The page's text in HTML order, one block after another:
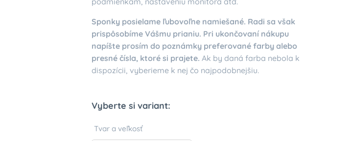
Sponky posielame ľubovoľne namiešané. Radi sa však
prispôsobíme Vášmu prianiu. Pri ukončovaní nákupu
napíšte prosím do poznámky preferované farby alebo
presné čísla, ktoré si prajete. Ak by daná farba nebola k
dispozícii, vyberieme k nej čo najpodobnejšiu.
Vyberte si variant:
Tvar a veľkosť